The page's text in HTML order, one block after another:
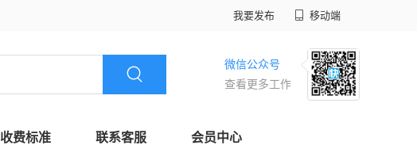
我要发布 移动端
微信公众号
查看更多工作
收费标准 联系客服 会员中心